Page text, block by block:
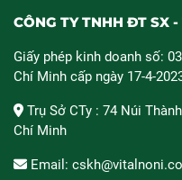
CÔNG TY TNHH ĐT SX
Giấy phép kinh doanh số:
Chí Minh cấp ngày 17-4-
Trụ Sở CTy : 74 Núi
Chí Minh
Email: